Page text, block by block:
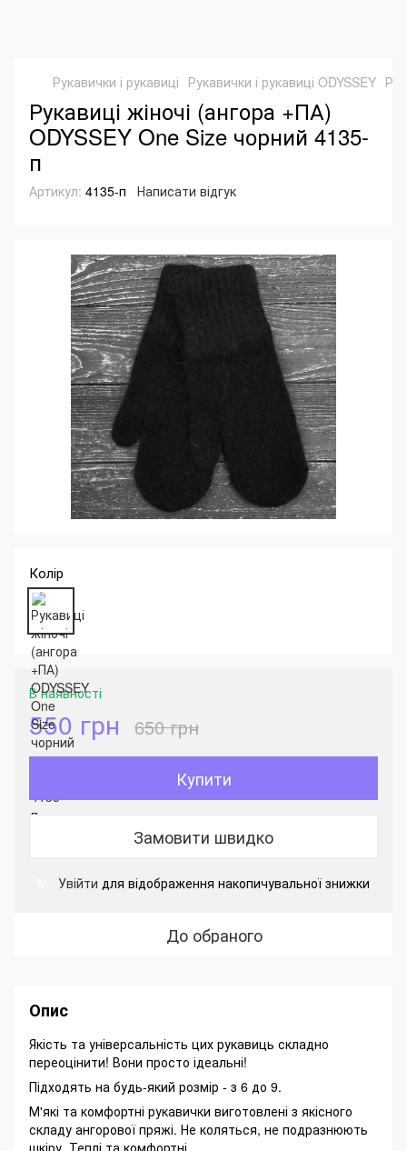
Рукавички і рукавиці Рукавички і рукавиці ODYSSEY
Рукавиці жіночі (ангора +ПА)
ODYSSEY One Size чорний 4135-
п
Артикул: 4135-п Написати відгук
Колір
В наявності
550 грн 650 грн
Купити
Замовити швидко
Увійти для відображення накопичувальної знижки
До обраного
Опис
Якість та універсальність цих рукавиць складно
переоцінити! Вони просто ідеальні!
Підходять на будь-який розмір - з 6 до 9.
М'які та комфортні рукавички виготовлені з якісного
складу ангорової пряжі. Не коляться, не подразнюють